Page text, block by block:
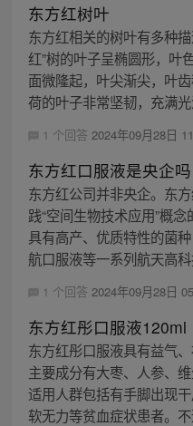
东方红树叶
东方红相关的树叶有多种
红”树的叶子呈椭圆形，叶
面微隆起，叶尖渐尖，叶
荷的叶子非常坚韧，充满
1 个回答 2024年09月28日
东方红口服液是央企吗
东方红公司并非央企。东
践“空间生物技术应用”概
具有高产、优质特性的菌
航口服液等一系列航天高
1 个回答 2024年09月28日
东方红彤口服液120ml
东方红彤口服液具有益气
主要成分有大枣、人参、
适用人群包括有手脚出现
软无力等贫血症状患者。